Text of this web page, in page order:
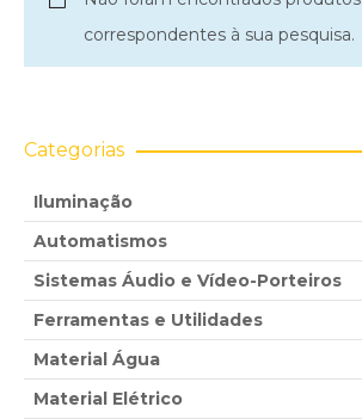
correspondentes à sua pesquisa.
Categorias
Iluminação
Automatismos
Sistemas Áudio e Vídeo-Porteiros
Ferramentas e Utilidades
Material Água
Material Elétrico